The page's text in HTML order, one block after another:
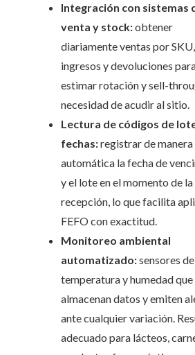
Integración con sistemas
venta y stock:obtener
diariamente ventas por SKU,
ingresos y devoluciones
estimar rotación y sell-
necesidad de acudir al sitio.
Lectura de códigos de
fechas:registrar de manera
automática la fecha de
y el lote en el momento de la
recepción, lo que facilita
FEFO con exactitud.
Monitoreo ambiental
automatizado:sensores de
temperatura y humedad que
almacenan datos y emiten
ante cualquier variación.
adecuado para lácteos,